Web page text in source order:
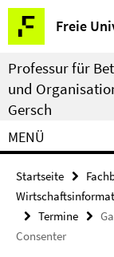
Springe
direkt
zu
Inhalt
Freie
Service-
Navigation
Professur für
und
Gersch
MENÜ
Startseite
Termine
Consenter